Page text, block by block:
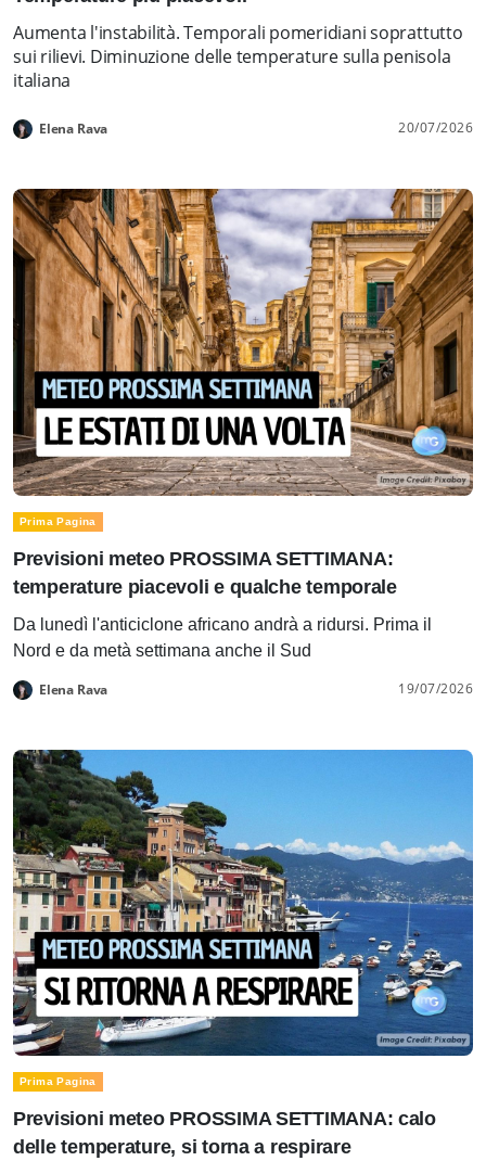
Aumenta l'instabilità. Temporali pomeridiani soprattutto
sui rilievi. Diminuzione delle temperature sulla penisola
italiana
Elena Rava 20/07/2026
Prima Pagina
Previsioni meteo PROSSIMA SETTIMANA:
temperature piacevoli e qualche temporale
Da lunedì l'anticiclone africano andrà a ridursi. Prima il
Nord e da metà settimana anche il Sud
Elena Rava 19/07/2026
Prima Pagina
Previsioni meteo PROSSIMA SETTIMANA: calo
delle temperature, si torna a respirare